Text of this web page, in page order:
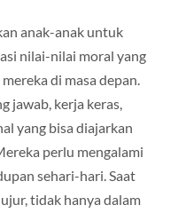
anak-anak untuk
nilai-nilai moral yang
di masa depan.
jawab, kerja keras,
yang bisa diajarkan
perlu mengalami
sehari-hari. Saat
tidak hanya dalam